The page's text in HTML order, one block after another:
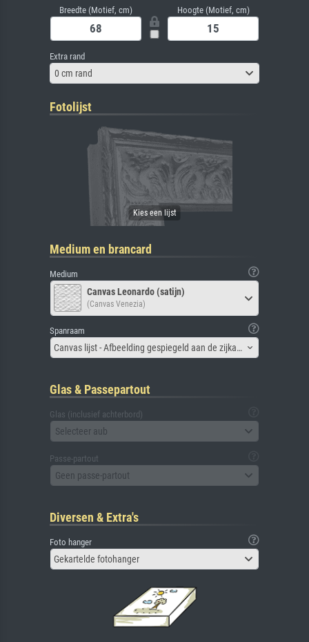
Breedte (Motief, cm) Hoogte (Motief, cm)
Extra rand
0 cm rand
Fotolijst
Medium en brancard
Medium
Canvas Leonardo (satijn)
(Canvas Venezia)
Spanraam
Canvas lijst - Afbeelding gespiegeld aan de zijkant
Glas & Passepartout
Glas (inclusief achterbord)
Selecteer aub
Passe-partout
Geen passe-partout
Diversen & Extra's
Foto hanger
Gekartelde fotohanger